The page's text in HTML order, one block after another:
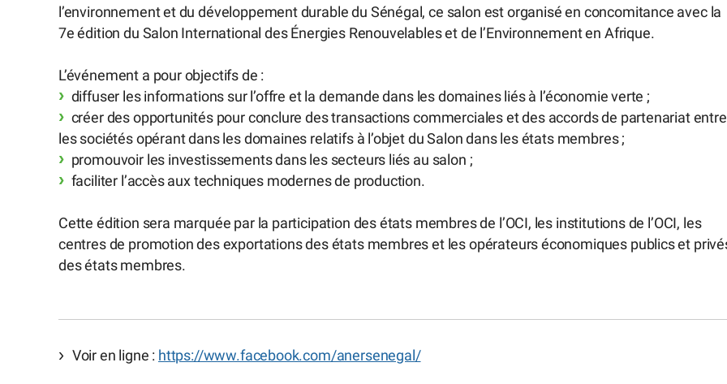
l’environnement et du développement durable du Sénégal, ce salon est organisé en concomitance avec la
7e édition du Salon International des Énergies Renouvelables et de l’Environnement en Afrique.
L’événement a pour objectifs de :
diffuser les informations sur l’offre et la demande dans les domaines liés à l’économie verte ;
créer des opportunités pour conclure des transactions commerciales et des accords de partenariat entre
les sociétés opérant dans les domaines relatifs à l’objet du Salon dans les états membres ;
promouvoir les investissements dans les secteurs liés au salon ;
faciliter l’accès aux techniques modernes de production.
Cette édition sera marquée par la participation des états membres de l’OCI, les institutions de l’OCI, les
centres de promotion des exportations des états membres et les opérateurs économiques publics et
des états membres.
Voir en ligne : https://www.facebook.com/anersenegal/